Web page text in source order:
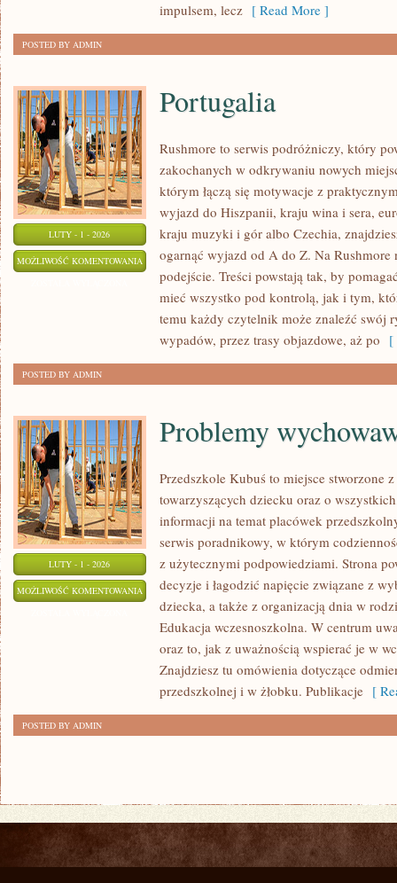
impulsem, lecz [ Read More ]
POSTED BY ADMIN
LUTY - 1 - 2026
MOŻLIWOŚĆ KOMENTOWANIA PORTUGALIA
Portugalia
Rushmore to serwis podróżniczy, który
zakochanych w odkrywaniu nowych
którym łączą się motywacje z
wyjazd do Hiszpanii, kraju wina i sera,
kraju muzyki i gór albo Czechia,
ogarnąć wyjazd od A do Z. Na Rushmore
podejście. Treści powstają tak, by
mieć wszystko pod kontrolą, jak i tym,
temu każdy czytelnik może znaleźć swój
wypadów, przez trasy objazdowe, aż po [
POSTED BY ADMIN
LUTY - 1 - 2026
MOŻLIWOŚĆ KOMENTOWANIA PROBLEMY
WYCHOWAWCZE
Problemy
Przedszkole Kubuś to miejsce stworzone
towarzyszących dziecku oraz o
informacji na temat placówek
serwis poradnikowy, w którym
z użytecznymi podpowiedziami. Strona
decyzje i łagodzić napięcie związane z
dziecka, a także z organizacją dnia w
Edukacja wczesnoszkolna. W centrum
oraz to, jak z uważnością wspierać je w
Znajdziesz tu omówienia dotyczące
przedszkolnej i w żłobku. Publikacje [
POSTED BY ADMIN